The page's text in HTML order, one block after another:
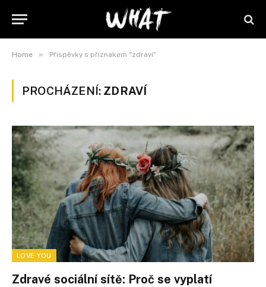
Home » Příspěvky s příznakem "zdraví"
PROCHÁZENÍ: ZDRAVÍ
LOVE YOU
Zdravé sociální sítě: Proč se vyplatí